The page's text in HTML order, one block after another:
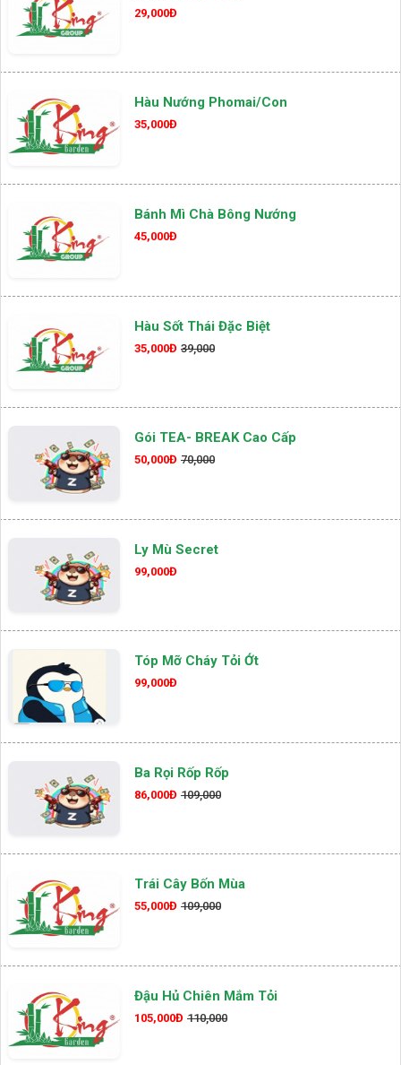
29,000Đ
Hàu Nướng Phomai/con
35,000Đ
Bánh Mì Chà Bông Nướng
45,000Đ
Hàu Sốt Thái Đặc Biệt
35,000Đ 39,000
Gói TEA- BREAK Cao Cấp
50,000Đ 70,000
Ly Mù Secret
99,000Đ
Tóp Mỡ Cháy Tỏi Ớt
99,000Đ
Ba Rọi Rốp Rốp
86,000Đ 109,000
Trái Cây Bốn Mùa
55,000Đ 109,000
Đậu Hủ Chiên Mắm Tỏi
105,000Đ 110,000